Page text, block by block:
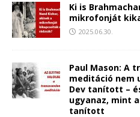
Ki is
mikrofonját
2025.06.30.
Paul Mason: A
meditáció nem
Dev tanított –
ugyanaz, mint
tanított